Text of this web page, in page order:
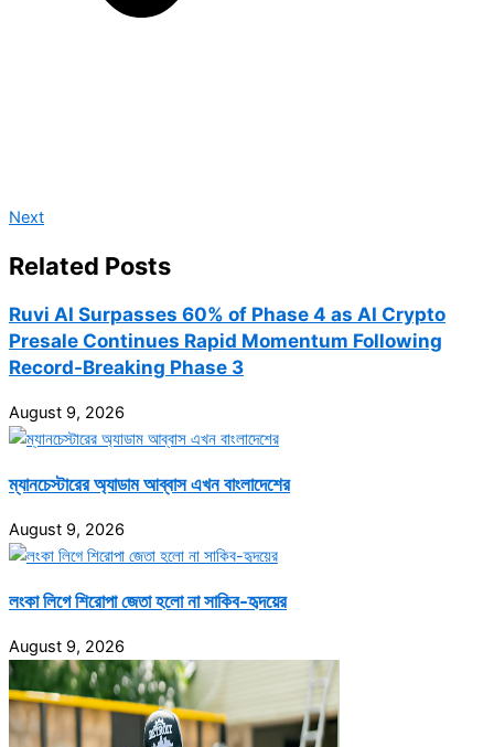
Next
Related Posts
Ruvi AI Surpasses 60% of Phase 4 as AI Crypto
Presale Continues Rapid Momentum Following
Record-Breaking Phase 3
August 9, 2026
ম্যানচেস্টারের অ্যাডাম আব্বাস এখন বাংলাদেশের
August 9, 2026
লংকা লিগে শিরোপা জেতা হলো না সাকিব-হৃদয়ের
August 9, 2026